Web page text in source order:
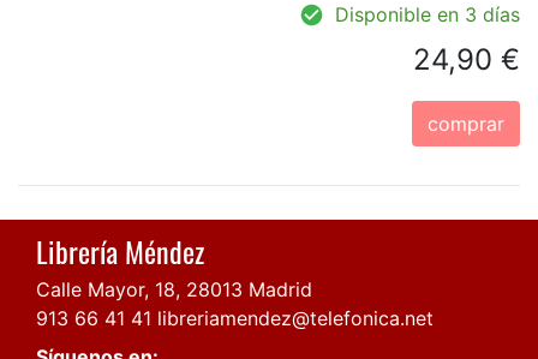
Disponible en 3 días
24,90 €
comprar
Librería Méndez
Calle Mayor, 18, 28013 Madrid
913 66 41 41 libreriamendez@telefonica.net